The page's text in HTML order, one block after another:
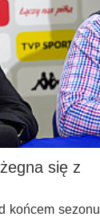
się z
końcem sezonu